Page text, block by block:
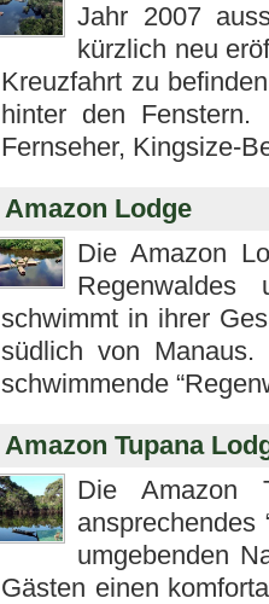
Jahr 2007
kürzlich neu
Kreuzfahrt zu
hinter den Fenstern.
Fernseher, Kingsize-
Amazon Lodge
Die Amazon
schwimmt in ihrer
südlich von
schwimmende
Amazon Tupana
Die Amazon
umgebenden
Gästen einen